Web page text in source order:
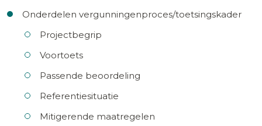
Onderdelen vergunningenproces/toetsingskader
Projectbegrip
Voortoets
Passende beoordeling
Referentiesituatie
Mitigerende maatregelen